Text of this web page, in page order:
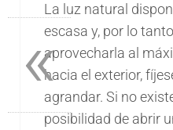
La luz natural
escasa y, por lo
aprovecharla al
hacia el exterior,
agrandar. Si no
posibilidad de abrir
«